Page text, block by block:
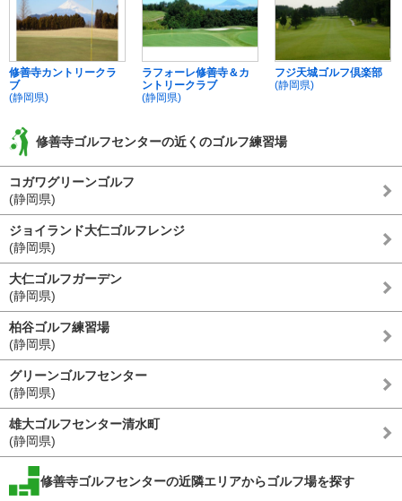
修善寺カントリークラ
ブ
(静岡県)
ラフォーレ修善寺＆カ
ントリークラブ
(静岡県)
フジ天城ゴルフ倶楽部
(静岡県)
修善寺ゴルフセンターの近くのゴルフ練習場
コガワグリーンゴルフ
(静岡県)
ジョイランド大仁ゴルフレンジ
(静岡県)
大仁ゴルフガーデン
(静岡県)
柏谷ゴルフ練習場
(静岡県)
グリーンゴルフセンター
(静岡県)
雄大ゴルフセンター清水町
(静岡県)
修善寺ゴルフセンターの近隣エリアからゴルフ場を探す